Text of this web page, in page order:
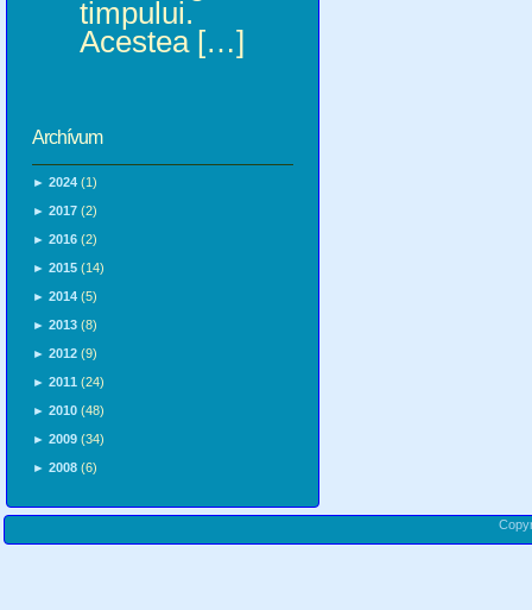
timpului.
Acestea […]
Archívum
► 2024 (1)
► 2017 (2)
► 2016 (2)
► 2015 (14)
► 2014 (5)
► 2013 (8)
► 2012 (9)
► 2011 (24)
► 2010 (48)
► 2009 (34)
► 2008 (6)